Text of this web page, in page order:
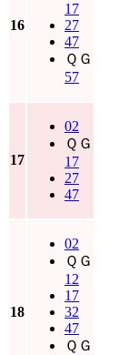
16
17
27
47
ＱＧ
57
17
02
ＱＧ
17
27
47
18
02
ＱＧ
12
17
32
47
ＱＧ